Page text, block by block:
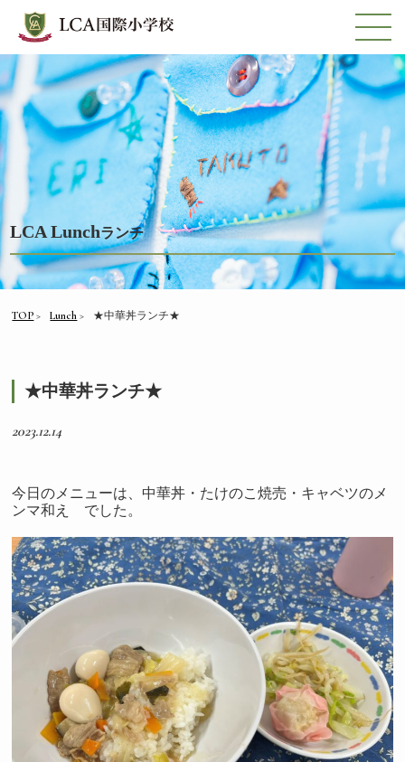
LCA Lunchランチ
TOP Lunch ★中華丼ランチ★
★中華丼ランチ★
2023.12.14
今日のメニューは、中華丼・たけのこ焼売・キャベツのメ
ンマ和え でした。